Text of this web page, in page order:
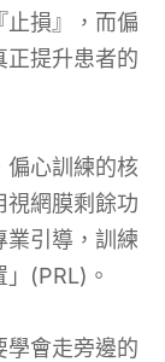
止損』，而偏
正提升患者的
偏心訓練的核
視網膜剩餘功
業引導，訓練
(PRL)。
學會走旁邊的